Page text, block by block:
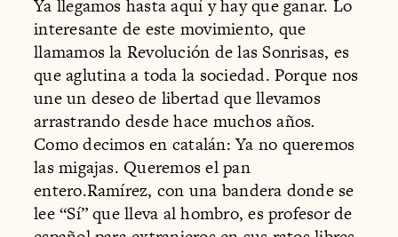
Ya llegamos hasta aquí y hay que ganar. Lo
interesante de este movimiento, que
llamamos la Revolución de las Sonrisas, es
que aglutina a toda la sociedad. Porque nos
une un deseo de libertad que llevamos
arrastrando desde hace muchos años.
Como decimos en catalán: Ya no queremos
las migajas. Queremos el pan
entero.Ramírez, con una bandera donde se
lee “Sí” que lleva al hombro, es profesor de